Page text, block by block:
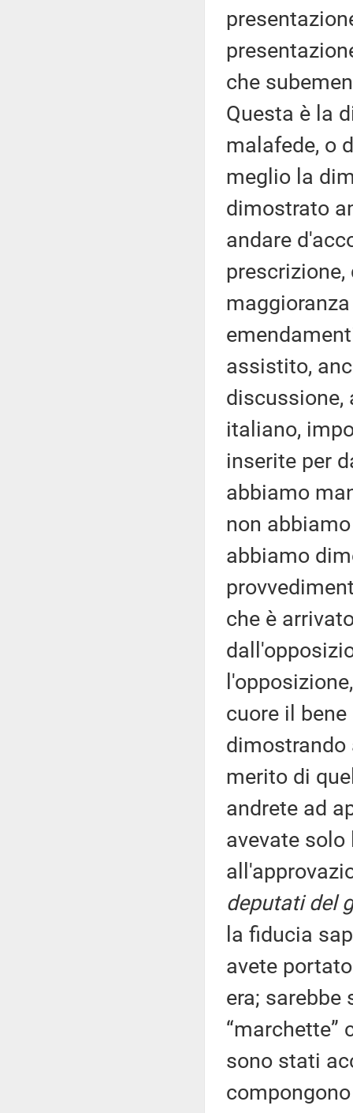
che
Questa è la
malafede, o
meglio la
dimostrato
andare
assistito,
italiano,
inserite per
abbiamo
non
abbiamo
che è
cuore il
dimostrando
merito di
andrete ad
avevate
deputati del
la fiducia
avete
era; sarebbe
“marchette”
sono stati